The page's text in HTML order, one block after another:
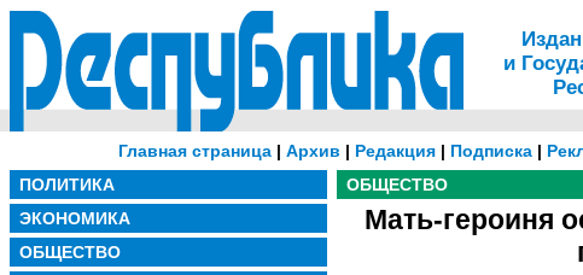
и
Главная страница | Архив | Редакция | Подписка |
ПОЛИТИКА
ЭКОНОМИКА
ОБЩЕСТВО
ОБЩЕСТВО
Мать-героиня